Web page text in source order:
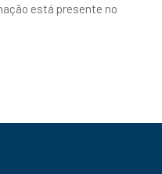
está presente no